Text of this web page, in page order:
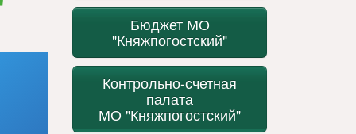
Бюджет МО
"Княжпогостский"
Контрольно-счетная
палата
МО "Княжпогостский"